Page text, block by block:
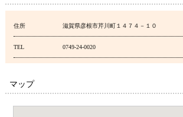
住所 滋賀県彦根市芹川町１４７４－１０
TEL 0749-24-0020
マップ